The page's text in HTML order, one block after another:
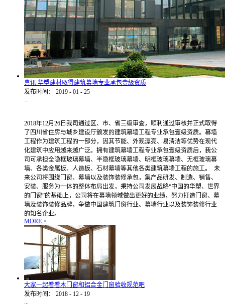
喜讯 华塑建材取得建筑幕墙专业承包壹级资质
发布时间：
2019 - 01 - 25
...
2018年12月26日我司通过区、市、省三级审查，顺利通过审核并正式取得
了四川省住房与城乡建设厅颁发的建筑幕墙工程专业承包壹级资质。幕墙
工程作为建筑工程的一部分，因其节能、外观漂亮、易清洁等优势在现代
化建筑中应用越来越广泛。拥有建筑幕墙工程专业承包壹级资质后，我公
司可承担全隐框玻璃幕墙、半隐框玻璃幕墙、明框玻璃幕墙、无框玻璃幕
墙、各类金属板、人造板、石材幕墙等其他各类建筑幕墙工程的施工。 未
来公司将围绕门窗、幕墙以及装饰装修承包，集产品研发、制造、销售、
安装、服务为一体的整体布局出发，秉持公司发展战略“中国的华塑、世界
的门窗”的基础上，公司将在幕墙领域做出更好的业绩，努力打造门窗、幕
墙及装饰装修品牌，争做中国建筑门窗行业、幕墙行业以及装饰装修行业
的知名企业。
MORE >
大家一起看看木门窗和铝合金门窗验收规范吧
发布时间：
2018 - 12 - 19
...